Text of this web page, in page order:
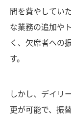
間を費やしてい
な業務の追加や
く、欠席者への
す。
しかし、デイリ
更が可能で、振